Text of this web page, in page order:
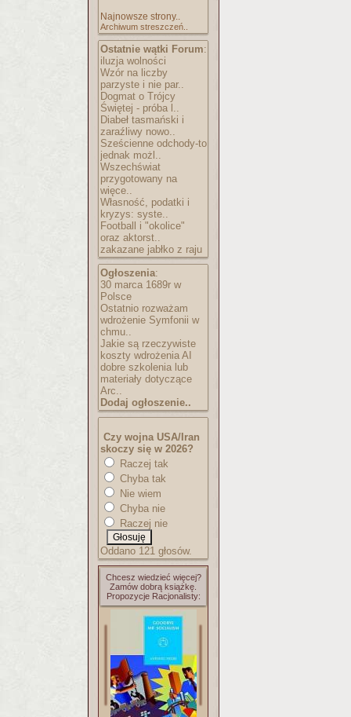
Najnowsze strony..
Archiwum streszczeń..
Ostatnie wątki Forum:
iluzja wolności
Wzór na liczby
parzyste i nie par..
Dogmat o Trójcy
Świętej - próba l..
Diabeł tasmański i
zaraźliwy nowo..
Sześcienne odchody-to
jednak możl..
Wszechświat
przygotowany na
więce..
Własność, podatki i
kryzys: syste..
Football i "okolice"
oraz aktorst..
zakazane jabłko z raju
Ogłoszenia:
30 marca 1689r w
Polsce
Ostatnio rozważam
wdrożenie Symfonii w
chmu..
Jakie są rzeczywiste
koszty wdrożenia AI
dobre szkolenia lub
materiały dotyczące
Arc..
Dodaj ogłoszenie..
Czy wojna USA/Iran
skoczy się w 2026?
Raczej tak
Chyba tak
Nie wiem
Chyba nie
Raczej nie
Oddano 121 głosów.
Chcesz wiedzieć więcej?
Zamów dobrą książkę.
Propozycje Racjonalisty: